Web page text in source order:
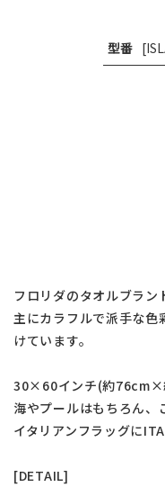
型番
フロリダのタオルブラ
主にカラフルで派手な色
けています。
30×60インチ(約76cm×
海やプールはもちろん、
イタリアンフラッグに
[DETAIL]